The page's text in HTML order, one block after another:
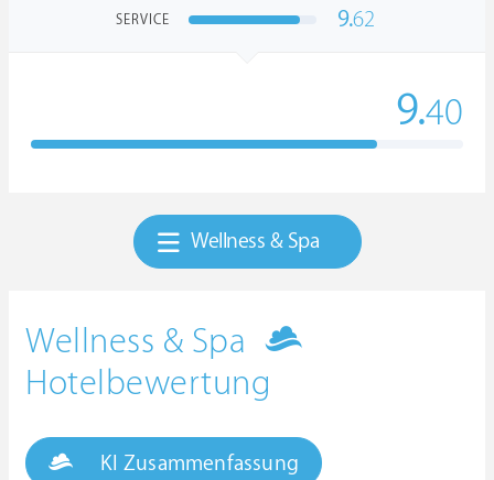
SERVICE 9.62
9.40
Wellness & Spa
Wellness & Spa
Hotelbewertung
KI Zusammenfassung